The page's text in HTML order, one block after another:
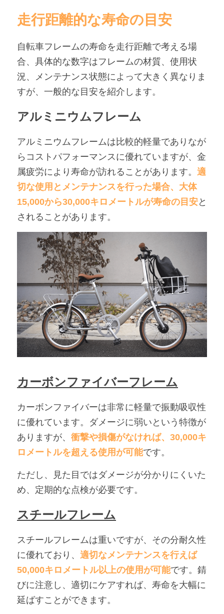
走行距離的な寿命の目安
自転車フレームの寿命を走行距離で考える場
合、具体的な数字はフレームの材質、使用状
況、メンテナンス状態によって大きく異なりま
すが、一般的な目安を紹介します。
アルミニウムフレーム
アルミニウムフレームは比較的軽量でありなが
らコストパフォーマンスに優れていますが、金
属疲労により寿命が訪れることがあります。 適
切な使用とメンテナンスを行った場合、大体
15,000から30,000キロメートルが寿命の目安と
されることがあります。
カーボンファイバーフレーム
カーボンファイバーは非常に軽量で振動吸収性
に優れています。ダメージに弱いという特徴が
ありますが、 衝撃や損傷がなければ、30,000キ
ロメートルを超える使用が可能です。
ただし、見た目ではダメージが分かりにくいた
め、定期的な点検が必要です。
スチールフレーム
スチールフレームは重いですが、その分耐久性
に優れており、 適切なメンテナンスを行えば
50,000キロメートル以上の使用が可能です。錆
びに注意し、適切にケアすれば、寿命を大幅に
延ばすことができます。